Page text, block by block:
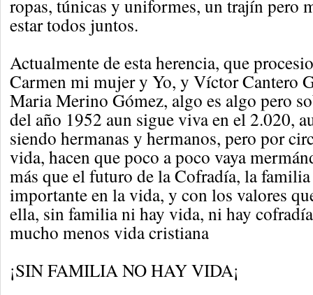
ropas, túnicas y uniformes, un trajín pero
estar todos juntos.
Actualmente de esta herencia, que
Carmen mi mujer y Yo, y Víctor Cantero
Maria Merino Gómez, algo es algo pero
del año 1952 aun sigue viva en el 2.020,
siendo hermanas y hermanos, pero por
vida, hacen que poco a poco vaya
más que el futuro de la Cofradía, la familia
importante en la vida, y con los valores
ella, sin familia ni hay vida, ni hay
mucho menos vida cristiana
¡SIN FAMILIA NO HAY VIDA¡